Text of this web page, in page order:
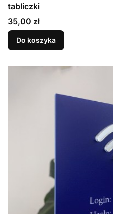
tabliczki
Cena
35,00 zł
Do koszyka